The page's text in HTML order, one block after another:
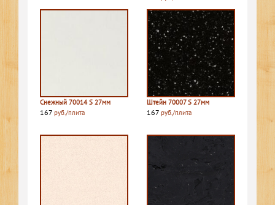
Снежный 70014 S 27мм
167 руб./плита
Штейн 70007 S 27мм
167 руб./плита